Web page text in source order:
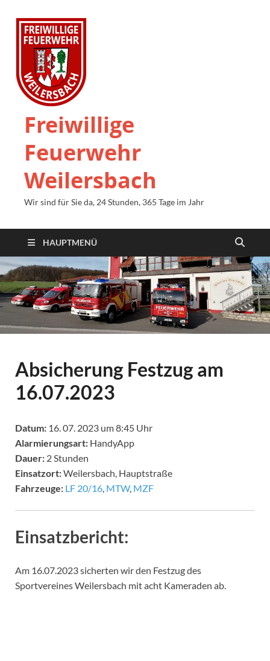
Freiwillige
Feuerwehr
Weilersbach
Wir sind für Sie da, 24 Stunden, 365 Tage im Jahr
HAUPTMENÜ
Absicherung Festzug am
16.07.2023
Datum: 16. 07. 2023 um 8:45 Uhr
Alarmierungsart: HandyApp
Dauer: 2 Stunden
Einsatzort:Weilersbach, Hauptstraße
Fahrzeuge: LF 20/16 MTW, MZF
Einsatzbericht:
Am 16.07.2023 sicherten wir den Festzug des
Sportvereines Weilersbach mit acht Kameraden ab.